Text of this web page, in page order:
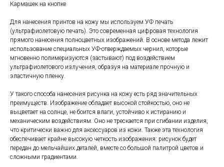
Кармашек на кнопке
Для нанесения принтов на кожу мы используем УФ печать
(ультрафиолетовую печать). Это современная цифровая технология
прямого нанесения полноцветных изображений. В основе метода лежит
использование специальных УФ-отверждаемых чернил, которые
мгновенно полимеризуются (застывают) под воздействием
ультрафиолетового излучения, образуя на материале прочную и
эластичную пленку.
У такого способа нанесения рисунка на кожу есть ряд значительных
преимуществ. Изображение обладает высокой стойкостью, оно не
выцветает на солнце, не боится влаги, устойчиво к истиранию и
механическим воздействиям. Оно не трескается при сгибании изделия,
что критически важно для аксессуаров из кожи. Также эта технология
обеспечивает крайне высокую четкость изображения: рисунок будет
передан до мельчайших деталей, вместе со большой палитрой цветов и
сложными градиентами.